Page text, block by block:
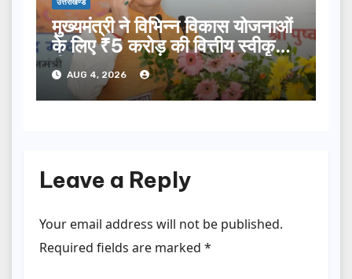
उत्तराखण्ड
मुख्यमंत्री ने विभिन्न विकास योजनाओं
के लिए ₹5 करोड़ की वित्तीय स्वीकृति
दी…AUG 4, 2026
Leave a Reply
Your email address will not be published.
Required fields are marked *